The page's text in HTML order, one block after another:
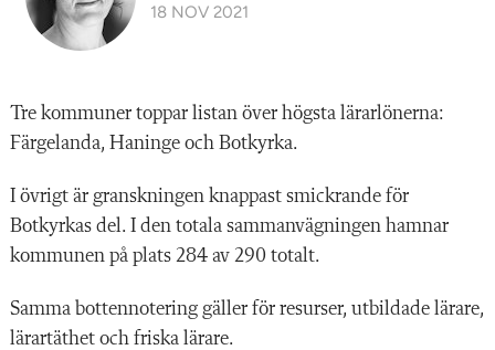
18 NOV 2021
Tre kommuner toppar listan över högsta lärarlönerna:
Färgelanda, Haninge och Botkyrka.
I övrigt är granskningen knappast smickrande för
Botkyrkas del. I den totala sammanvägningen hamnar
kommunen på plats 284 av 290 totalt.
Samma bottennotering gäller för resurser, utbildade lärare,
lärartäthet och friska lärare.